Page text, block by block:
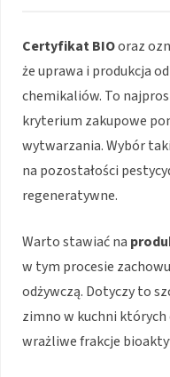
Certyfikat BIOoraz
że uprawa i produkcja
chemikaliów. To
kryterium zakupowe
wytwarzania. Wybór
na pozostałości
regeneratywne.
Warto stawiać na
w tym procesie
odżywczą. Dotyczy to
zimno w kuchni
wrażliwe frakcje